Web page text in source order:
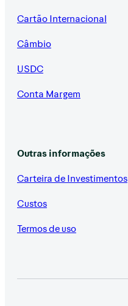
Cartão Internacional
Câmbio
USDC
Conta Margem
Outras informações
Carteira de Investimentos
Custos
Termos de uso